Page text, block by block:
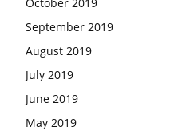
September 2019
August 2019
July 2019
June 2019
May 2019